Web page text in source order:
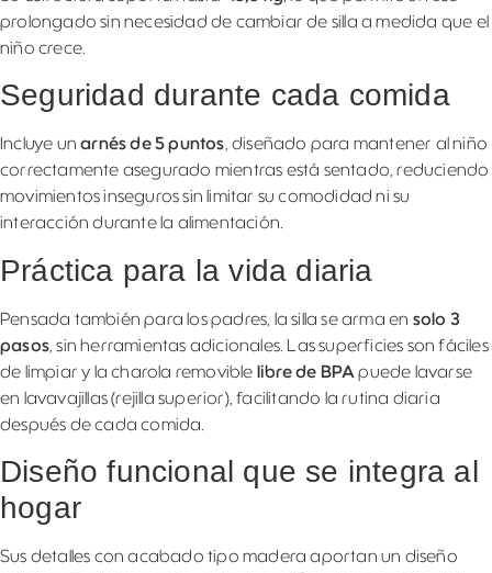
prolongado sin necesidad de cambiar de silla a medida que el
niño crece.
Seguridad durante cada comida
Incluye unarnés de 5 puntos, diseñado para mantener al niño
correctamente asegurado mientras está sentado, reduciendo
movimientos inseguros sin limitar su comodidad ni su
interacción durante la alimentación.
Práctica para la vida diaria
Pensada también para los padres, la silla se arma en solo 3
pasos , sin herramientas adicionales. Las superficies son fáciles
de limpiar y la charola removible libre de BPA puede lavarse
en lavavajillas (rejilla superior), facilitando la rutina diaria
después de cada comida.
Diseño funcional que se integra al
hogar
Sus detalles con acabado tipo madera aportan un diseño